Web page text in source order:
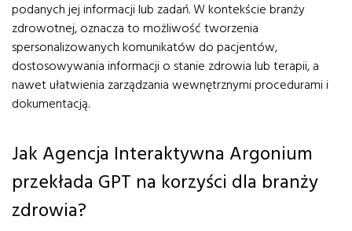
podanych jej informacji lub zadań. W kontekście branży
zdrowotnej, oznacza to możliwość tworzenia
spersonalizowanych komunikatów do pacjentów,
dostosowywania informacji o stanie zdrowia lub terapii, a
nawet ułatwienia zarządzania wewnętrznymi procedurami i
dokumentacją.
Jak Agencja Interaktywna Argonium
przekłada GPT na korzyści dla branży
zdrowia?